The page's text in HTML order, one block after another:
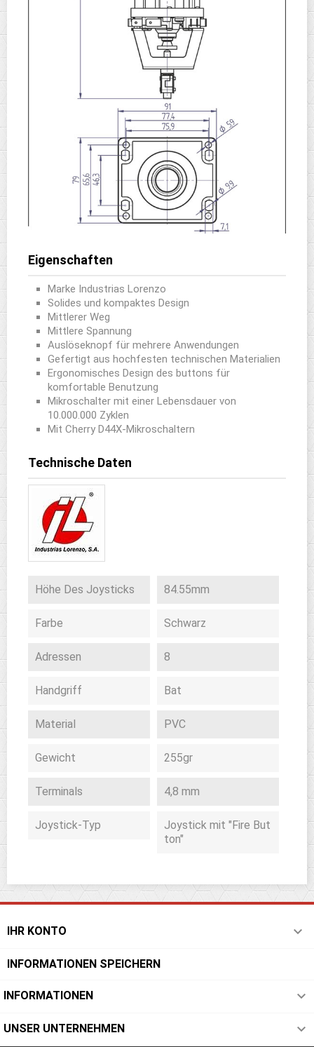
Eigenschaften
Marke Industrias Lorenzo
Solides und kompaktes Design
Mittlerer Weg
Mittlere Spannung
Auslöseknopf für mehrere Anwendungen
Gefertigt aus hochfesten technischen Materialien
Ergonomisches Design des buttons für
komfortable Benutzung
Mikroschalter mit einer Lebensdauer von
10.000.000 Zyklen
Mit Cherry D44X-Mikroschaltern
Technische Daten
Höhe Des Joysticks 84.55mm
Farbe Schwarz
Adressen 8
Handgriff Bat
Material PVC
Gewicht 255gr
Terminals 4,8 mm
Joystick-Typ
Joystick mit "Fire But
ton"
IHR KONTO 
INFORMATIONEN SPEICHERN
INFORMATIONEN 
UNSER UNTERNEHMEN 